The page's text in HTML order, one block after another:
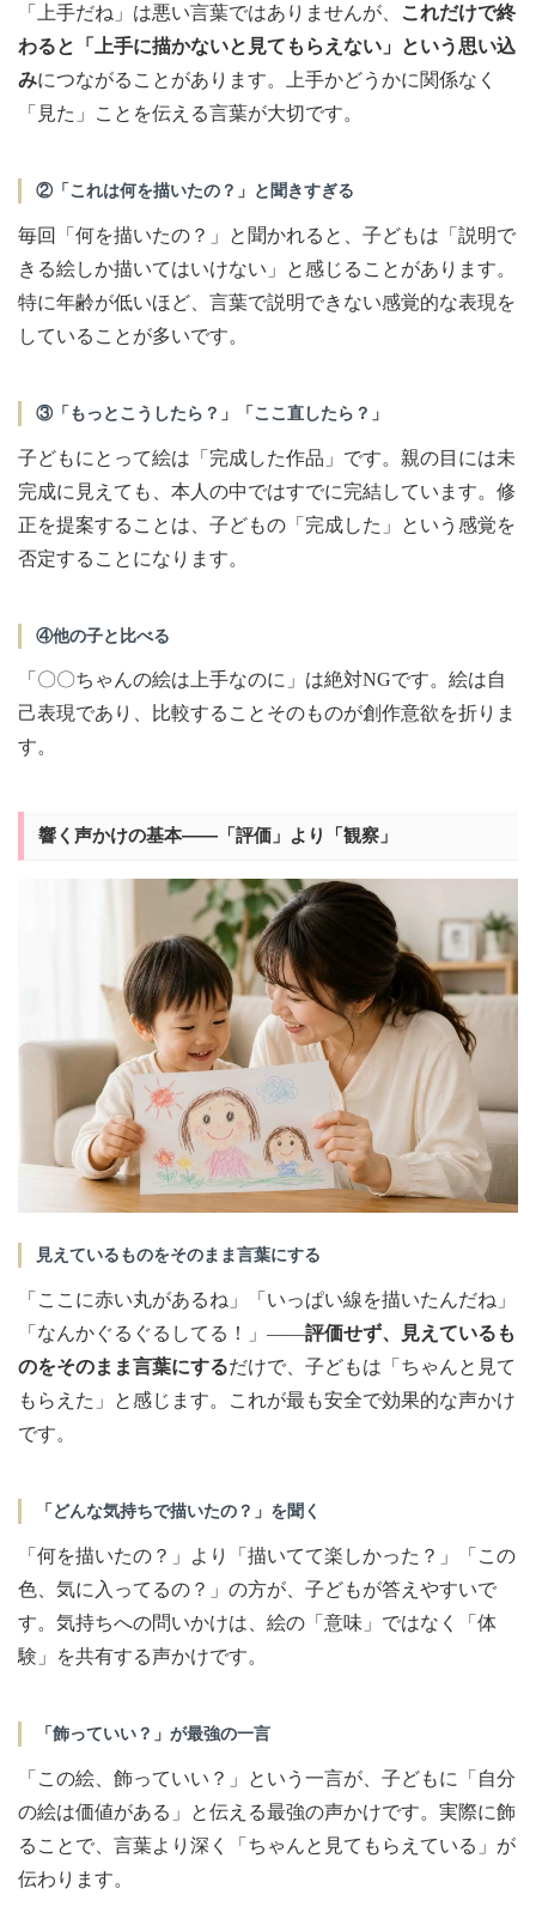
「上手だね」は悪い言葉ではありませんが、
これだけで終
わると「上手に描かないと見てもらえない」という思い込
みにつながることがあります。上手かどうかに関係なく
「見た」ことを伝える言葉が大切です。
②「これは何を描いたの？」と聞きすぎる
毎回「何を描いたの？」と聞かれると、子どもは「説明で
きる絵しか描いてはいけない」と感じることがあります。
特に年齢が低いほど、言葉で説明できない感覚的な表現を
していることが多いです。
③「もっとこうしたら？」「ここ直したら？」
子どもにとって絵は「完成した作品」です。親の目には未
完成に見えても、本人の中ではすでに完結しています。修
正を提案することは、子どもの「完成した」という感覚を
否定することになります。
④他の子と比べる
「〇〇ちゃんの絵は上手なのに」は絶対NGです。絵は自
己表現であり、比較することそのものが創作意欲を折りま
す。
響く声かけの基本——「評価」より「観察」
見えているものをそのまま言葉にする
「ここに赤い丸があるね」「いっぱい線を描いたんだね」
「なんかぐるぐるしてる！」——評価せず、見えているも
のをそのまま言葉にするだけで、子どもは「ちゃんと見て
もらえた」と感じます。これが最も安全で効果的な声かけ
です。
「どんな気持ちで描いたの？」を聞く
「何を描いたの？」より「描いてて楽しかった？」「この
色、気に入ってるの？」の方が、子どもが答えやすいで
す。気持ちへの問いかけは、絵の「意味」ではなく「体
験」を共有する声かけです。
「飾っていい？」が最強の一言
「この絵、飾っていい？」という一言が、子どもに「自分
の絵は価値がある」と伝える最強の声かけです。実際に飾
ることで、言葉より深く「ちゃんと見てもらえている」が
伝わります。